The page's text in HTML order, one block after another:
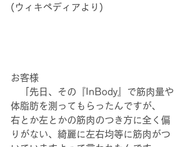
(ウィキペディアより)
お客様
「先日、その『InBody』で筋肉量や
体脂肪を測ってもらったんですが、
右とか左とかの筋肉のつき方に全く偏
りがない、綺麗に左右均等に筋肉がつ